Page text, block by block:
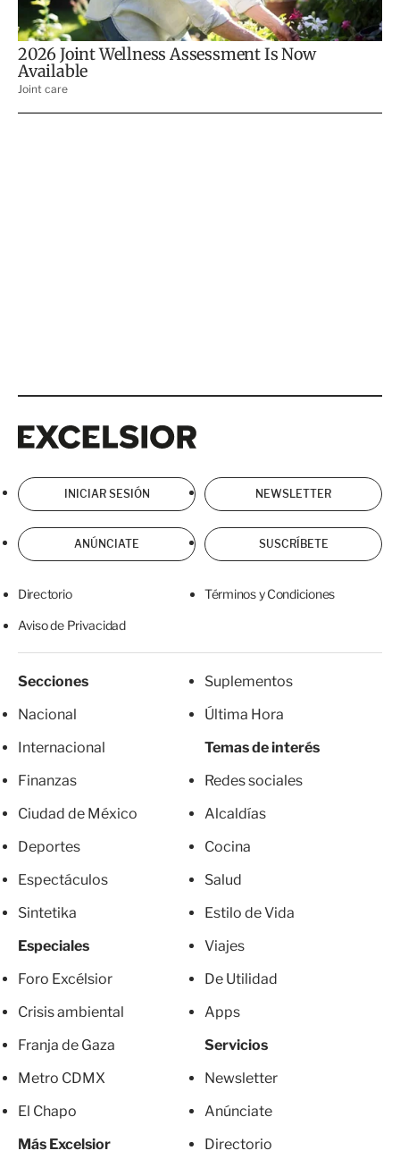
INICIAR SESIÓN NEWSLETTER
ANÚNCIATE SUSCRÍBETE
Directorio Términos y Condiciones
Aviso de Privacidad
Secciones
Nacional
Internacional
Finanzas
Ciudad de México
Deportes
Espectáculos
Sintetika
Especiales
Foro Excélsior
Crisis ambiental
Franja de Gaza
Metro CDMX
El Chapo
Más Excelsior
Suplementos
Última Hora
Temas de interés
Redes sociales
Alcaldías
Cocina
Salud
Estilo de Vida
Viajes
De Utilidad
Apps
Servicios
Newsletter
Anúnciate
Directorio